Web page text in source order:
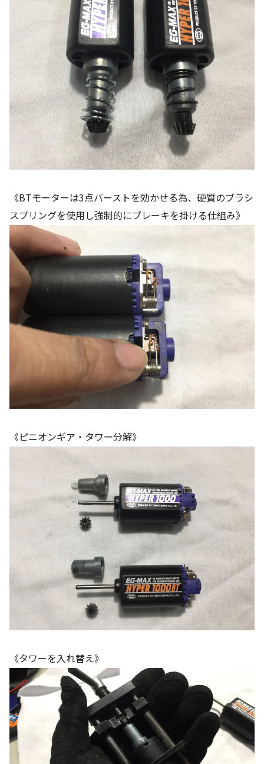
《BTモーターは3点バーストを効かせる為、硬質のブラシ
スプリングを使用し強制的にブレーキを掛ける仕組み》
《ピニオンギア・タワー分解》
《タワーを入れ替え》